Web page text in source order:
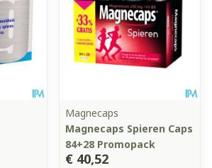
Magnecaps
Magnecaps Spieren Caps
84+28 Promopack
€ 40,52